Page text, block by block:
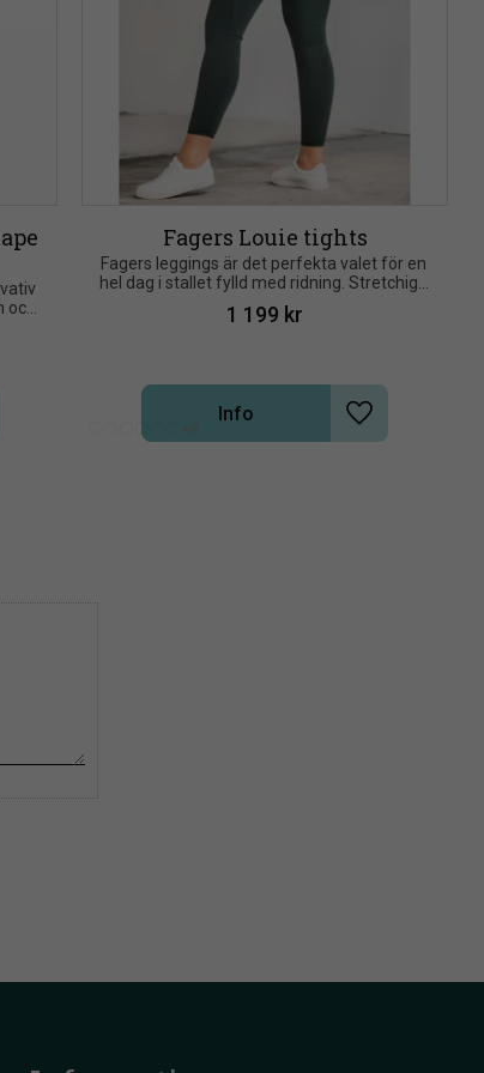
till i önskelista
Fagers Louie tights
Fagers leggings är det perfekta valet för en
hel dag i stallet fylld med ridning. Stretchiga
och extremt bekväma med en pull up-modell
1 199 kr
Lägg till i
Info